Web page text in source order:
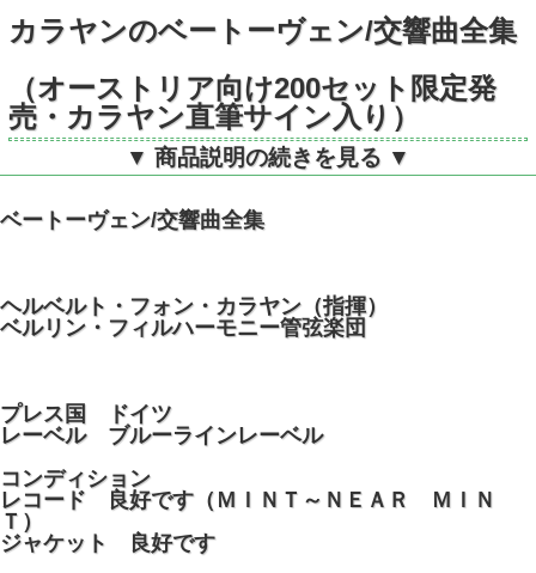
カラヤンのベートーヴェン/交響曲全集
（オーストリア向け200セット限定発
売・カラヤン直筆サイン入り）
独DGG 2721200 STEREO 8LP
▼ 商品説明の続きを見る ▼
ベートーヴェン/交響曲全集
ヘルベルト・フォン・カラヤン（指揮）
ベルリン・フィルハーモニー管弦楽団
プレス国 ドイツ
レーベル ブルーラインレーベル
コンディション
レコード 良好です（ＭＩＮＴ～ＮＥＡＲ ＭＩＮ
Ｔ）
ジャケット 良好です